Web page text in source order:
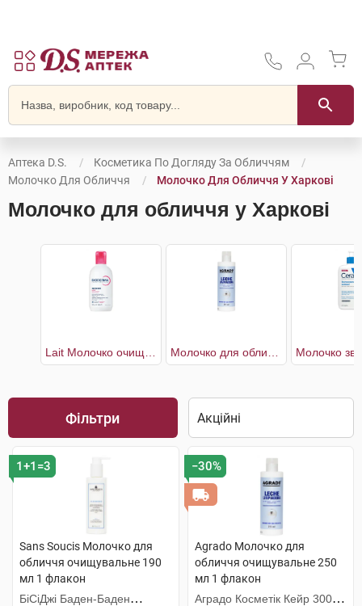
Аптека D.S.
Косметика По Догляду За Обличчям
Молочко Для Обличчя
Молочко Для Обличчя У Харкові
Молочко для обличчя у Харкові
Фільтри
1+1=3
Sans Soucis Молочко для
обличчя очищувальне 190
мл 1 флакон
БіСіДжі Баден-Баден
−30%
Agrado Молочко для
обличчя очищувальне 250
мл 1 флакон
Аградо Косметік Кейр 3000